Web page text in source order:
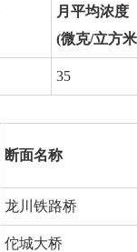
月平均浓度
(微克/立方
35
断面名称
龙川铁路桥
佗城大桥